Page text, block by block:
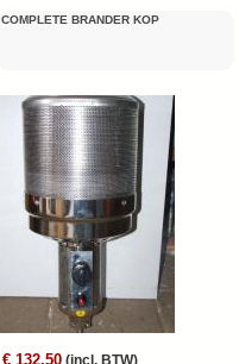
COMPLETE BRANDER KOP
€ 132,50 (incl. BTW)